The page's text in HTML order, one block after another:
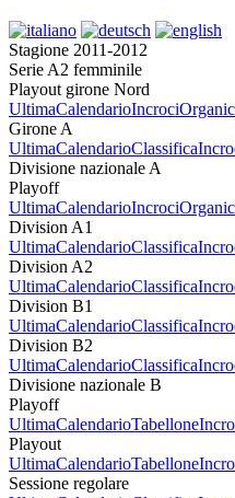
Stagione 2011-2012
Serie A2 femminile
Playout girone Nord
UltimaCalendarioIncroci
Girone A
UltimaCalendarioClassifica
Divisione nazionale A
Playoff
UltimaCalendarioIncroci
Division A1
UltimaCalendarioClassifica
Division A2
UltimaCalendarioClassifica
Division B1
UltimaCalendarioClassifica
Division B2
UltimaCalendarioClassifica
Divisione nazionale B
Playoff
UltimaCalendarioTabellone
Playout
UltimaCalendarioTabellone
Sessione regolare